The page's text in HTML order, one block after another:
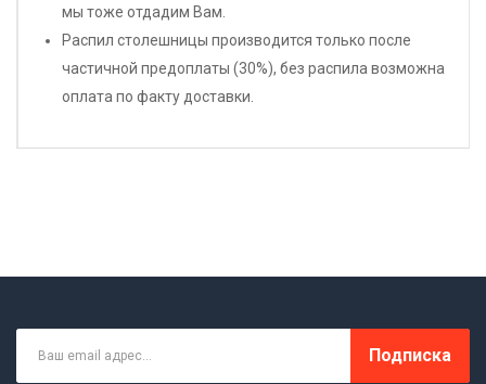
мы тоже отдадим Вам.
Распил столешницы производится только после
частичной предоплаты (30%), без распила возможна
оплата по факту доставки.
Подписка